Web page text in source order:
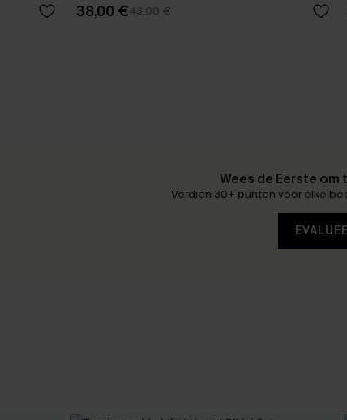
38,00 €43,00 €
Wees de Eerste om
Verdien 30+ punten voor elke